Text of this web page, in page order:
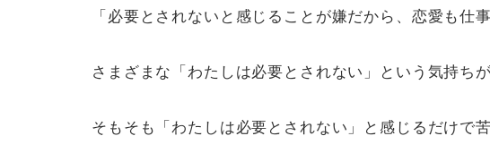
「必要とされないと感じることが嫌だから、恋愛も仕事
さまざまな「わたしは必要とされない」という気持ち
そもそも「わたしは必要とされない」と感じるだけで